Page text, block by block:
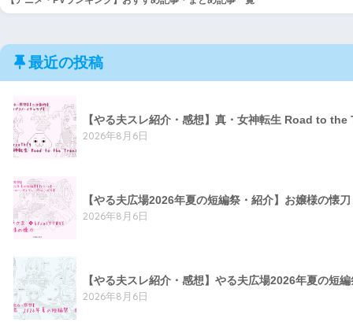
最近の投稿
【やる夫スレ紹介・感想】真・女神転生 Road to
2026年8月6日
【やる夫広場2026年夏の短編祭・紹介】お嬢様の懐
2026年8月6日
【やる夫スレ紹介・感想】やる夫広場2026年夏の短
2026年8月6日